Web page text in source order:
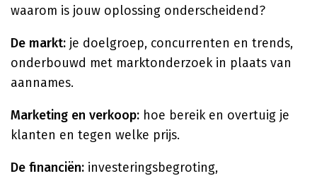
waarom is jouw oplossing onderscheidend?
De markt: je doelgroep, concurrenten en trends,
onderbouwd met marktonderzoek in plaats van
aannames.
Marketing en verkoop: hoe bereik en overtuig je
klanten en tegen welke prijs.
De financiën: investeringsbegroting,